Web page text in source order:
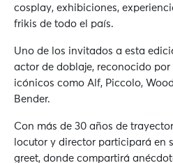
cosplay, exhibiciones,
frikis de todo el país.
Uno de los invitados a esta
actor de doblaje, reconocido por
icónicos como Alf, Piccolo,
Bender.
Con más de 30 años de
locutor y director participará en
greet, donde compartirá